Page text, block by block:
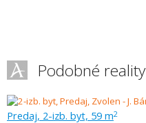
Podobné reality
Predaj, 2-izb. byt, 59 m2